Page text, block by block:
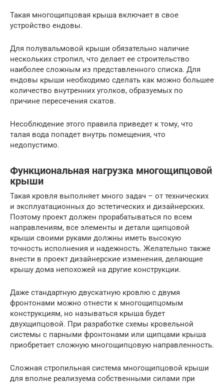
Такая многощипцовая крыша включает в свое
устройство ендовы.
Для полувальмовой крыши обязательно наличие
нескольких стропил, что делает ее строительство
наиболее сложным из представленного списка. Для
ендовы крыши необходимо сделать как можно большее
количество внутренних уголков, образуемых по
причине пересечения скатов.
Несоблюдение этого правила приведет к тому, что
талая вода попадет внутрь помещения, что
недопустимо.
Функциональная нагрузка многощипцовой
крыши
Такая кровля выполняет много задач – от технических
и эксплуатационных до эстетических и дизайнерских.
Поэтому проект должен прорабатываться по всем
направлениям, все элементы и детали щипцовой
крыши своими руками должны иметь высокую
точность исполнения и надежность. Желательно также
внести в проект дизайнерские изменения, делающие
крышу дома непохожей на другие конструкции.
Даже стандартную двускатную кровлю с двумя
фронтонами можно отнести к многощипцомым
конструкциям, но называться крыша будет
двухщипцовой. При разработке схемы кровельной
системы с парными фронтонами или щипцами крыша
приобретает сложную многощипцовую направленность.
Сложная стропильная система многощипцовой крыши
для вполне реализуема собственными силами при